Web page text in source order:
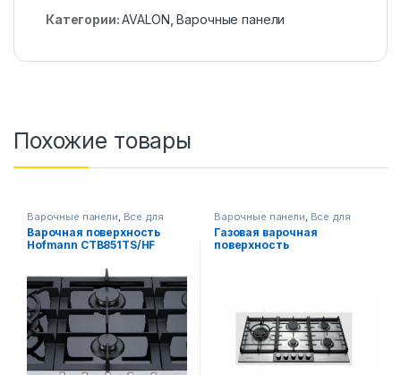
Категории:AVALON ,Варочные панели
Похожие товары
Варочные панели Все для
кухни
Варочная поверхность
Hofmann CTB851TS/HF
Варочные панели Все для
кухни
Газовая варочная
поверхность